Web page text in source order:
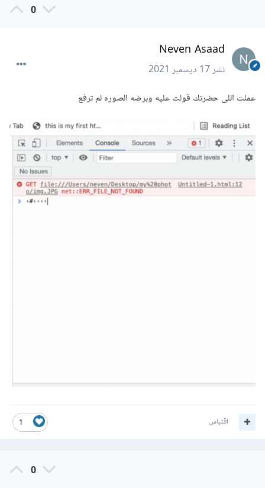
0
Neven Asaad
نشر17 ديسمبر 2021
عملت اللى حضرتك قولت عليه وبرضه الصوره لم ترفع
1 اقتباس
0